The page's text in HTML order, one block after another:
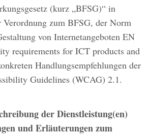
(kurz „BFSG)“ in
zum BFSG, der Norm
von Internetangeboten EN
requirements for ICT products and
Handlungsempfehlungen der
Guidelines (WCAG) 2.1.
der Dienstleistung(en)
und Erläuterungen zum